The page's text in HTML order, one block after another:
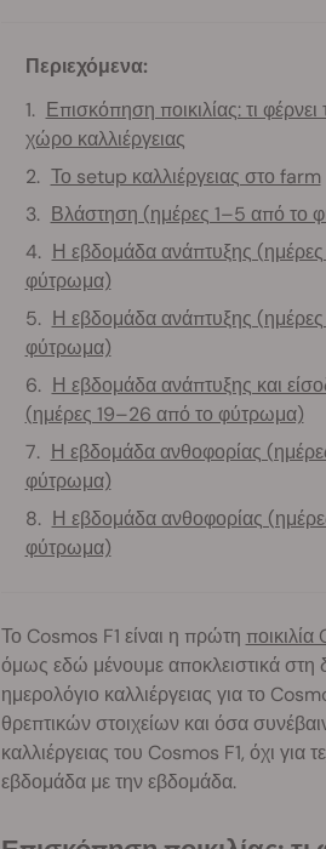
Περιεχόμενα:
Επισκόπηση ποικιλίας: τι
χώρο καλλιέργειας
Το setup καλλιέργειας στο farm
Βλάστηση (ημέρες 1–5 από το
Η εβδομάδα ανάπτυξης
φύτρωμα)
Η εβδομάδα ανάπτυξης
φύτρωμα)
Η εβδομάδα ανάπτυξης και
(ημέρες 19–26 από το φύτρωμα)
Η εβδομάδα ανθοφορίας
φύτρωμα)
Η εβδομάδα ανθοφορίας
φύτρωμα)
Το Cosmos F1 είναι η πρώτη ποικιλία
όμως εδώ μένουμε αποκλειστικά στη
ημερολόγιο καλλιέργειας για το
θρεπτικών στοιχείων και όσα
καλλιέργειας του Cosmos F1, όχι
εβδομάδα με την εβδομάδα.